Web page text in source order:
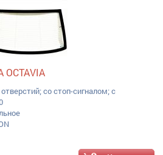
OCTAVIA
со стоп-сигналом; с